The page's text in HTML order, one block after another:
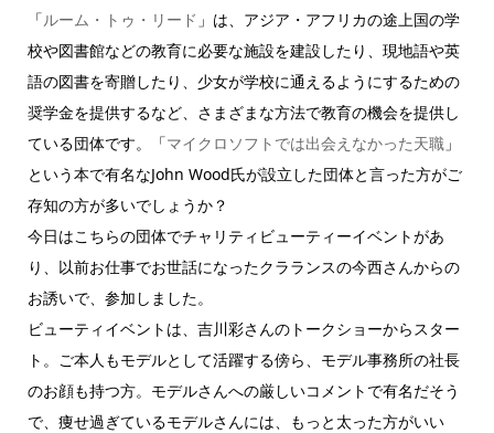
「ルーム・トゥ・リード 」は、アジア・アフリカの途上国の学
校や図書館などの教育に必要な施設を建設したり、現地語や英
語の図書を寄贈したり、少女が学校に通えるようにするための
奨学金を提供するなど、さまざまな方法で教育の機会を提供し
ている団体です。「マイクロソフトでは出会えなかった天職」
という本で有名なJohn Wood氏が設立した団体と言った方がご
存知の方が多いでしょうか？
今日はこちらの団体でチャリティビューティーイベントがあ
り、以前お仕事でお世話になったクラランスの今西さんからの
お誘いで、参加しました。
ビューティイベントは、吉川彩さんのトークショーからスター
ト。ご本人もモデルとして活躍する傍ら、モデル事務所の社長
のお顔も持つ方。モデルさんへの厳しいコメントで有名だそう
で、痩せ過ぎているモデルさんには、もっと太った方がいい